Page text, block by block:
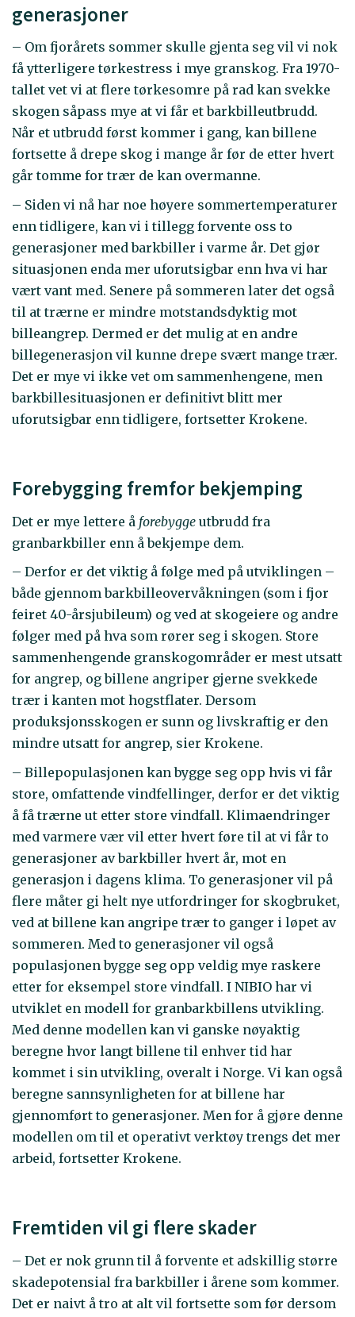
generasjoner
– Om fjorårets sommer skulle gjenta seg vil vi nok
få ytterligere tørkestress i mye granskog. Fra 1970-
tallet vet vi at flere tørkesomre på rad kan svekke
skogen såpass mye at vi får et barkbilleutbrudd.
Når et utbrudd først kommer i gang, kan billene
fortsette å drepe skog i mange år før de etter hvert
går tomme for trær de kan overmanne.
– Siden vi nå har noe høyere sommertemperaturer
enn tidligere, kan vi i tillegg forvente oss to
generasjoner med barkbiller i varme år. Det gjør
situasjonen enda mer uforutsigbar enn hva vi har
vært vant med. Senere på sommeren later det også
til at trærne er mindre motstandsdyktig mot
billeangrep. Dermed er det mulig at en andre
billegenerasjon vil kunne drepe svært mange trær.
Det er mye vi ikke vet om sammenhengene, men
barkbillesituasjonen er definitivt blitt mer
uforutsigbar enn tidligere, fortsetter Krokene.
Forebygging fremfor bekjemping
Det er mye lettere å forebygge utbrudd fra
granbarkbiller enn å bekjempe dem.
– Derfor er det viktig å følge med på utviklingen –
både gjennom barkbilleovervåkningen (som i fjor
feiret 40-årsjubileum) og ved at skogeiere og andre
følger med på hva som rører seg i skogen. Store
sammenhengende granskogområder er mest utsatt
for angrep, og billene angriper gjerne svekkede
trær i kanten mot hogstflater. Dersom
produksjonsskogen er sunn og livskraftig er den
mindre utsatt for angrep, sier Krokene.
– Billepopulasjonen kan bygge seg opp hvis vi får
store, omfattende vindfellinger, derfor er det viktig
å få trærne ut etter store vindfall. Klimaendringer
med varmere vær vil etter hvert føre til at vi får to
generasjoner av barkbiller hvert år, mot en
generasjon i dagens klima. To generasjoner vil på
flere måter gi helt nye utfordringer for skogbruket,
ved at billene kan angripe trær to ganger i løpet av
sommeren. Med to generasjoner vil også
populasjonen bygge seg opp veldig mye raskere
etter for eksempel store vindfall. I NIBIO har vi
utviklet en modell for granbarkbillens utvikling.
Med denne modellen kan vi ganske nøyaktig
beregne hvor langt billene til enhver tid har
kommet i sin utvikling, overalt i Norge. Vi kan også
beregne sannsynligheten for at billene har
gjennomført to generasjoner. Men for å gjøre denne
modellen om til et operativt verktøy trengs det mer
arbeid, fortsetter Krokene.
Fremtiden vil gi flere skader
– Det er nok grunn til å forvente et adskillig større
skadepotensial fra barkbiller i årene som kommer.
Det er naivt å tro at alt vil fortsette som før dersom